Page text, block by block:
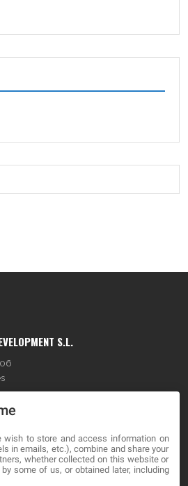
S.L.
wish to store and access information on
in emails, etc.), combine and share your
whether collected on this website or
some of us, or obtained later, including